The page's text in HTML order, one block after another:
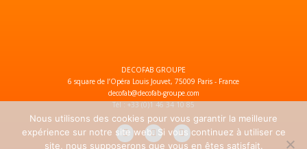
DECOFAB GROUPE
6 square de l’Opéra Louis Jouvet, 75009 Paris - France
decofab@decofab-groupe.com
Tél : +33 (0)1 46 34 10 85
Nous utilisons des cookies pour vous garantir la meilleure
expérience sur notre site web. Si vous continuez à utiliser ce
site, nous supposerons que vous en êtes satisfait.